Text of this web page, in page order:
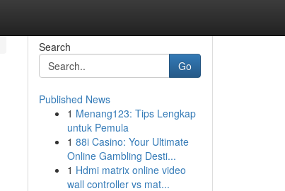
Search
Go
Published News
1 Menang123: Tips Lengkap
untuk Pemula
1 88i Casino: Your Ultimate
Online Gambling Desti...
1 Hdmi matrix online video
wall controller vs mat...